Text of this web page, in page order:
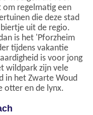
om regelmatig een
die deze stad
uit de regio.
is het 'Pforzheim
tijdens vakantie
is voor jong
wildpark zijn vele
in het Zwarte Woud
otter en de lynx.